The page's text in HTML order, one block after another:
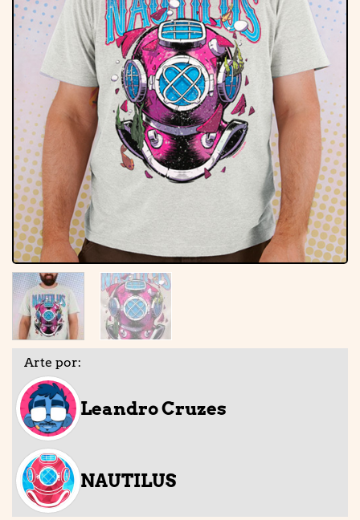
Arte por:
Leandro Cruzes
NAUTILUS